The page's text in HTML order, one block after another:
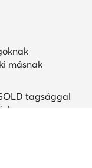
másnak
tagsággal